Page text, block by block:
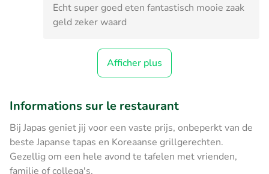
Echt super goed eten fantastisch mooie zaak
geld zeker waard
Afficher plus
Informations sur le restaurant
Bij Japas geniet jij voor een vaste prijs, onbeperkt van de
beste Japanse tapas en Koreaanse grillgerechten.
Gezellig om een hele avond te tafelen met vrienden,
familie of collega's.